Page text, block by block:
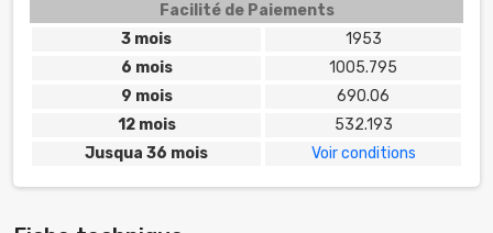
Facilité de Paiements
3 mois
1953
6 mois
1005.795
9 mois
690.06
12 mois
532.193
Jusqua 36 mois
Voir conditions